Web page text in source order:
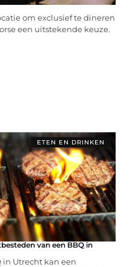
om exclusief te dineren
een uitstekende keuze.
ETEN EN DRINKEN
van een BBQ in
in Utrecht kan een